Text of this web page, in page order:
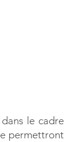
le cadre
permettront